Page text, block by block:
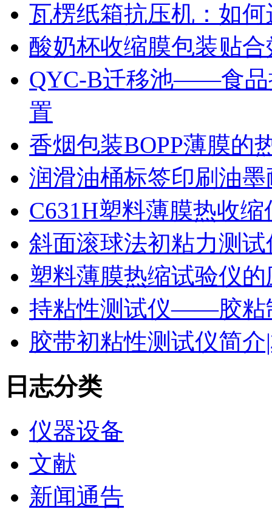
瓦楞纸箱抗压机：如
酸奶杯收缩膜包装贴
QYC-B迁移池——食品
置
香烟包装BOPP薄膜的
润滑油桶标签印刷油
C631H塑料薄膜热收
斜面滚球法初粘力测
塑料薄膜热缩试验仪
持粘性测试仪——胶粘
胶带初粘性测试仪简
日志分类
仪器设备
文献
新闻通告